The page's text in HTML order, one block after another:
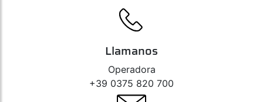
Llamanos
Operadora
+39 0375 820 700